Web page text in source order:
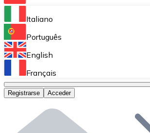
Bitnovo Ramp
Integra nuestra solución en tu
Bitnovo Giftcards
Bitnovo OTC
Bitnovo ATM
Italiano
Português
English
Français
Registrarse Acceder